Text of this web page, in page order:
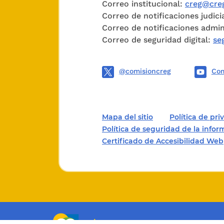
libre
de
Energía
Correo institucional:
Correo de notificaciones
Correo de notificaciones
Correo de seguridad digital:
@comisioncreg
Mapa del sitio Política de
Política de seguridad de la
Certificado de Accesibilidad Web